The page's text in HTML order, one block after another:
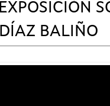
BALIÑO